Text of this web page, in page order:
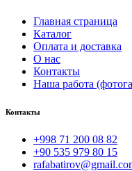
Главная страница
Каталог
Оплата и доставка
О нас
Контакты
Наша работа
Контакты
+998 71 200 08 82
+90 535 979 80 15